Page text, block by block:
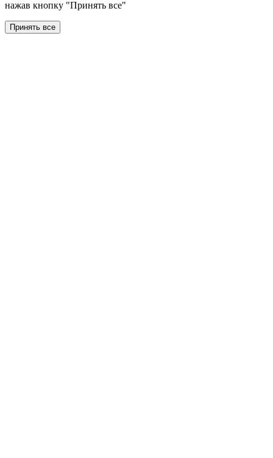
нажав кнопку "Принять все"
Принять все